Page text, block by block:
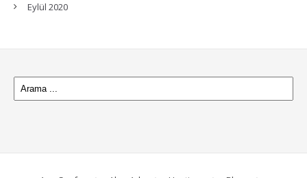
Eylül 2020